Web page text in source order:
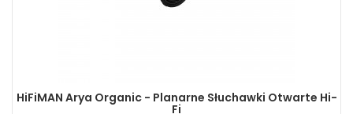
HiFiMAN Arya Organic - Planarne Słuchawki Otwarte Hi-
Fi